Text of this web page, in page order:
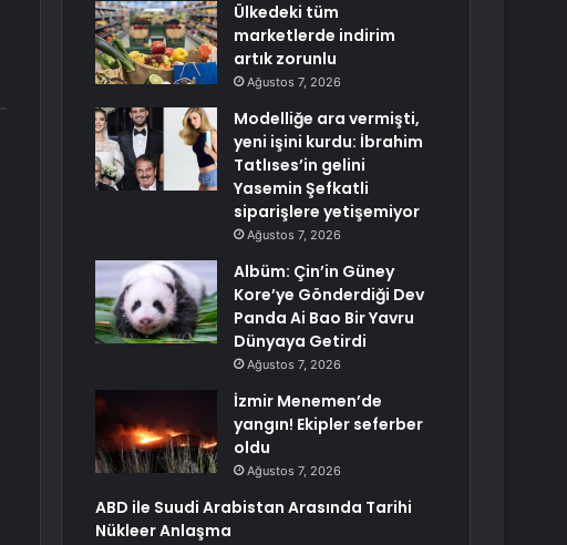
Ülkedeki tüm
marketlerde indirim
artık zorunlu
Ağustos 7, 2026
Modelliğe ara vermişti,
yeni işini kurdu: İbrahim
Tatlıses’in gelini
Yasemin Şefkatli
siparişlere yetişemiyor
Ağustos 7, 2026
Albüm: Çin’in Güney
Kore’ye Gönderdiği Dev
Panda Ai Bao Bir Yavru
Dünyaya Getirdi
Ağustos 7, 2026
İzmir Menemen’de
yangın! Ekipler seferber
oldu
Ağustos 7, 2026
ABD ile Suudi Arabistan Arasında Tarihi
Nükleer Anlaşma